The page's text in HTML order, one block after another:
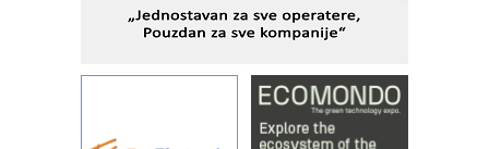
objekte
Alba d.o.o. – 35 godina preciznosti u
IBeRTIM - oprema za ispitivanje
kontrole kvaliteta